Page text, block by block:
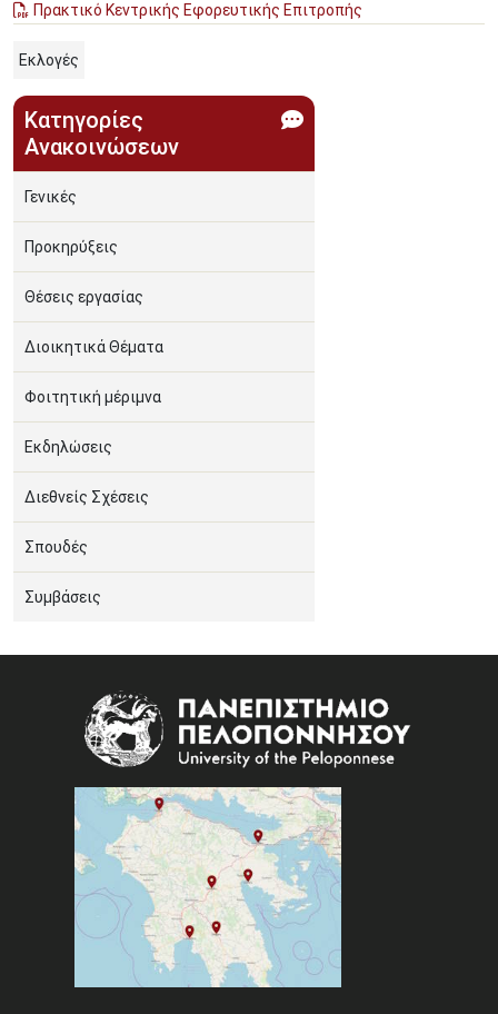
Πρακτικό Κεντρικής Εφορευτικής Επιτροπής
Εκλογές
Κατηγορίες
Ανακοινώσεων
Γενικές
Προκηρύξεις
Θέσεις εργασίας
Διοικητικά Θέματα
Φοιτητική μέριμνα
Εκδηλώσεις
Διεθνείς Σχέσεις
Σπουδές
Συμβάσεις